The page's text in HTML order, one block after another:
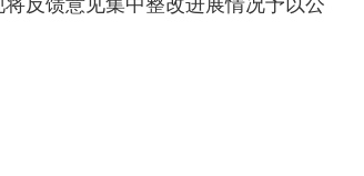
反馈意见集中整改进展情况予以公